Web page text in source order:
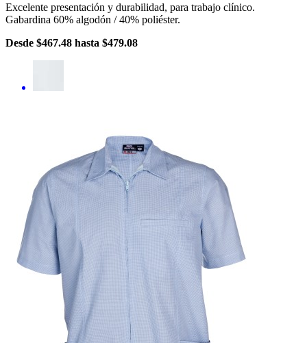
Excelente presentación y durabilidad, para trabajo clínico.
Gabardina 60% algodón / 40% poliéster.
Desde $467.48 hasta $479.08